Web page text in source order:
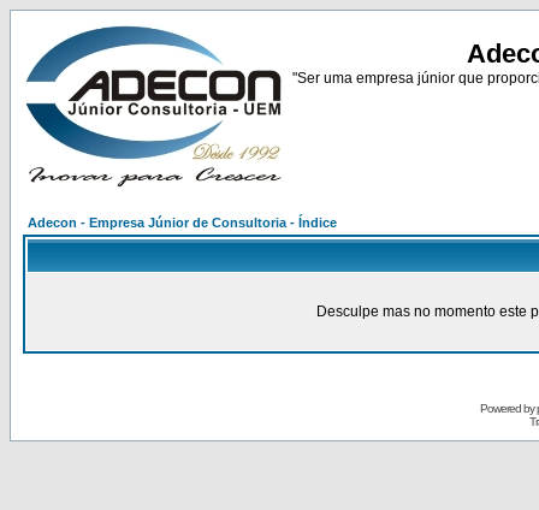
"Ser uma empresa júnior que
Adecon - Empresa Júnior de Consultoria - Índice
Desculpe mas no momento este
Powered by